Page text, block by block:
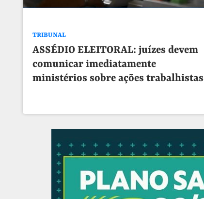
TRIBUNAL
ASSÉDIO ELEITORAL: juízes devem
comunicar imediatamente
ministérios sobre ações trabalhistas